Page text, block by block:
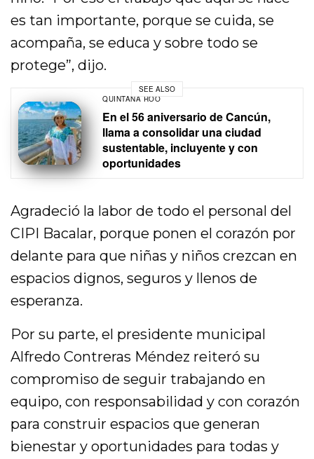
es tan importante, porque se cuida, se
acompaña, se educa y sobre todo se
protege”, dijo.
SEE ALSO
QUINTANA ROO
En el 56 aniversario de Cancún,
llama a consolidar una ciudad
sustentable, incluyente y con
oportunidades
Agradeció la labor de todo el personal del
CIPI Bacalar, porque ponen el corazón por
delante para que niñas y niños crezcan en
espacios dignos, seguros y llenos de
esperanza.
Por su parte, el presidente municipal
Alfredo Contreras Méndez reiteró su
compromiso de seguir trabajando en
equipo, con responsabilidad y con corazón
para construir espacios que generan
bienestar y oportunidades para todas y